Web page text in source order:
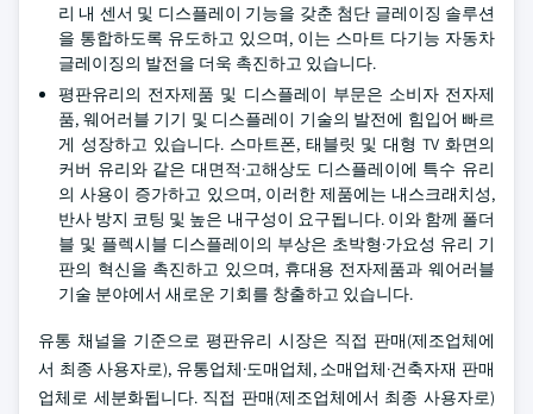
리 내 센서 및 디스플레이 기능을 갖춘 첨단 글레이징 솔루션
을 통합하도록 유도하고 있으며, 이는 스마트 다기능 자동차
글레이징의 발전을 더욱 촉진하고 있습니다.
평판유리의 전자제품 및 디스플레이 부문은 소비자 전자제
품, 웨어러블 기기 및 디스플레이 기술의 발전에 힘입어 빠르
게 성장하고 있습니다. 스마트폰, 태블릿 및 대형 TV 화면의
커버 유리와 같은 대면적·고해상도 디스플레이에 특수 유리
의 사용이 증가하고 있으며, 이러한 제품에는 내스크래치성,
반사 방지 코팅 및 높은 내구성이 요구됩니다. 이와 함께 폴더
블 및 플렉시블 디스플레이의 부상은 초박형·가요성 유리 기
판의 혁신을 촉진하고 있으며, 휴대용 전자제품과 웨어러블
기술 분야에서 새로운 기회를 창출하고 있습니다.
유통 채널을 기준으로 평판유리 시장은 직접 판매(제조업체에
서 최종 사용자로), 유통업체·도매업체, 소매업체·건축자재 판매
업체로 세분화됩니다. 직접 판매(제조업체에서 최종 사용자로)